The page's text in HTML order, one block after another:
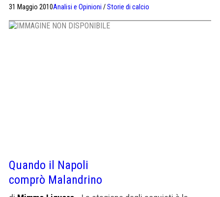
quel che il "petisso" rappresenta nella vicenda
calcistica napoletana. Pesaola giocava in maglia
azzurra negli anni di un altro calcio, privo di tattiche
31 Maggio 2010Analisi e Opinioni /Storie di calcio
Quando il Napoli
comprò Malandrino